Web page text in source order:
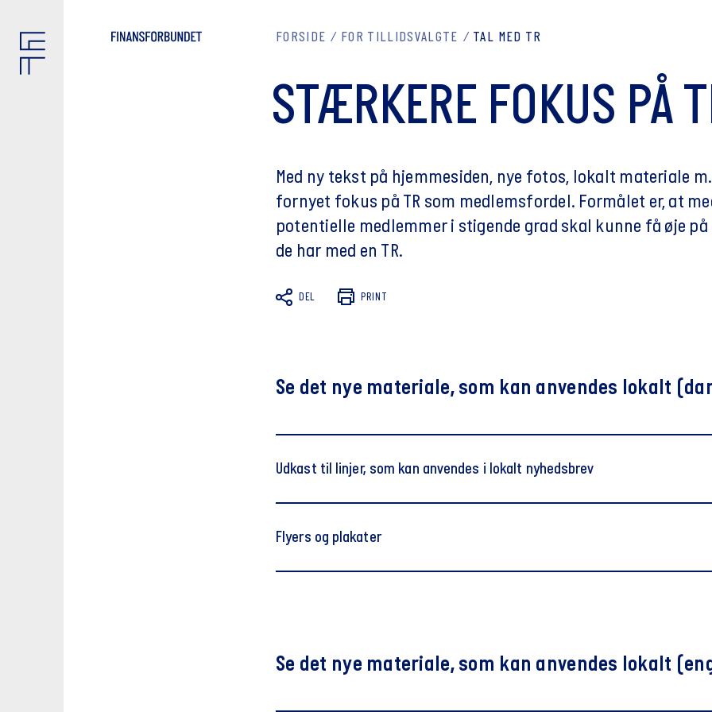
FORSIDE FOR TILLIDSVALGTE TAL MED TR
STÆRKERE FOKUS PÅ
Med ny tekst på hjemmesiden, nye fotos, lokalt materiale
fornyet fokus på TR som medlemsfordel. Formålet er, at
potentielle medlemmer i stigende grad skal kunne få øje
de har med en TR.
DEL PRINT
Se det nye materiale, som kan anvendes lokalt
Udkast til linjer, som kan anvendes i lokalt nyhedsbrev
Flyers og plakater
Se det nye materiale, som kan anvendes lokalt